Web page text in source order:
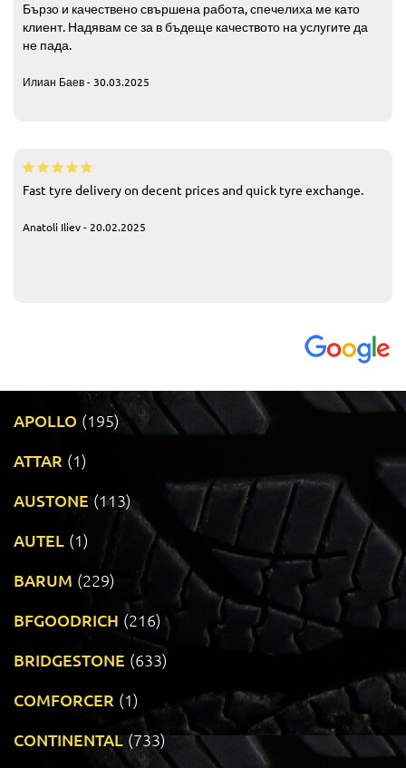
Бързо и качествено свършена работа, спечелиха ме като
клиент. Надявам се за в бъдеще качеството на услугите да
не пада.
Илиан Баев - 30.03.2025
Fast tyre delivery on decent prices and quick tyre exchange.
Anatoli Iliev - 20.02.2025
APOLLO (195)
ATTAR (1)
AUSTONE (113)
AUTEL (1)
BARUM (229)
BFGOODRICH (216)
BRIDGESTONE (633)
COMFORCER (1)
CONTINENTAL (733)